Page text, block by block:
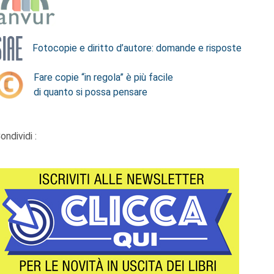
Fotocopie e diritto d’autore: domande e risposte
Fare copie “in regola” è più facile
di quanto si possa pensare
: